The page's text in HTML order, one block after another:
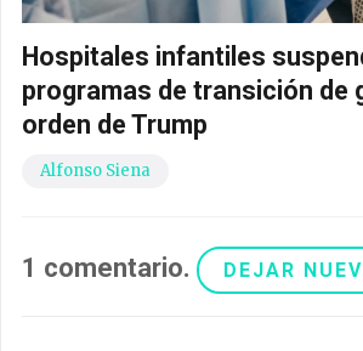
Hospitales infantiles
programas de transición de
orden de Trump
Alfonso Siena
1 comentario. DEJAR